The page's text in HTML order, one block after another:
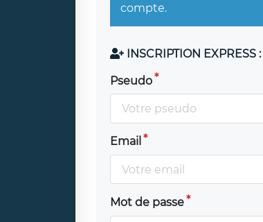
compte.
INSCRIPTION EXPRESS :
Pseudo
Email
Mot de passe